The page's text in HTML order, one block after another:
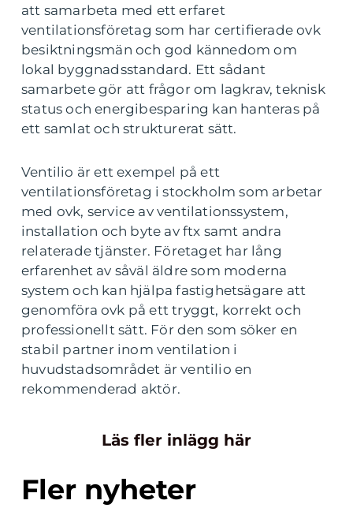
att samarbeta med ett erfaret
ventilationsföretag som har certifierade ovk
besiktningsmän och god kännedom om
lokal byggnadsstandard. Ett sådant
samarbete gör att frågor om lagkrav, teknisk
status och energibesparing kan hanteras på
ett samlat och strukturerat sätt.
Ventilio är ett exempel på ett
ventilationsföretag i stockholm som arbetar
med ovk, service av ventilationssystem,
installation och byte av ftx samt andra
relaterade tjänster. Företaget har lång
erfarenhet av såväl äldre som moderna
system och kan hjälpa fastighetsägare att
genomföra ovk på ett tryggt, korrekt och
professionellt sätt. För den som söker en
stabil partner inom ventilation i
huvudstadsområdet är ventilio en
rekommenderad aktör.
Läs fler inlägg här
Fler nyheter